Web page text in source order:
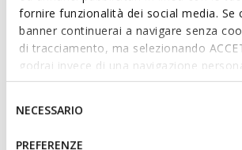
fornire funzionalità dei social media. Se
banner continuerai a navigare senza
di tracciamento, ma selezionando
godrai invece di una navigazione
base dei tuoi gusti ed interessi.
IMPOSTAZIONI potrai anche scegliere
altri strumenti di tracciamento
informazioni o per modificare in
del
consenso
NECESSARIO
PREFERENZE
€39,42
3 CORES
Price reduced from
€49,90
to
Preço de tabela
€39,42 Preço anterior
passos
€52,90
Preço de
€39,14 Preço